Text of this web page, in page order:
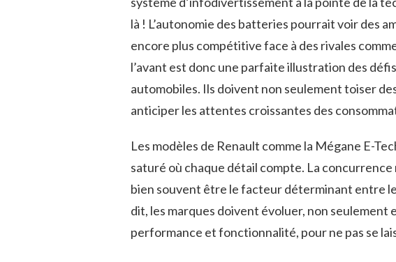
là ! L’autonomie des batteries pourrait voir des
encore plus compétitive face à des rivales
l’avant est donc une parfaite illustration des
automobiles. Ils doivent non seulement toiser
anticiper les attentes croissantes des
Les modèles de Renault comme la Mégane E-
saturé où chaque détail compte. La
bien souvent être le facteur déterminant entre
dit, les marques doivent évoluer, non seulement
performance et fonctionnalité, pour ne pas se